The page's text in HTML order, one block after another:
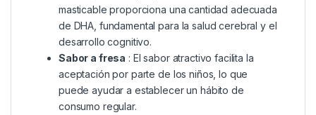
masticable proporciona una cantidad adecuada
de DHA, fundamental para la salud cerebral y el
desarrollo cognitivo.
Sabor a fresa : El sabor atractivo facilita la
aceptación por parte de los niños, lo que
puede ayudar a establecer un hábito de
consumo regular.